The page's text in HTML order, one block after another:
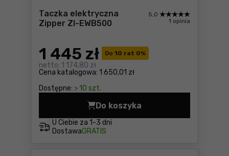
Taczka elektryczna
Zipper ZI-EWB500
5,0
1 opinia
Do 10 rat 0%
Cena katalogowa: 1 650,01 zł
1 445 zł
netto: 1 174,80 zł
Dostępne: > 10 szt.
U Ciebie za 1-3 dni
DostawaGRATIS
Do koszyka
Taczka elektryczna Zipper